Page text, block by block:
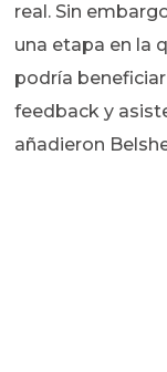
real. Sin
una etapa en la
podría
feedback y
añadieron